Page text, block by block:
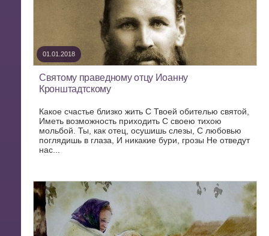
01.01.2018
Святому праведному отцу Иоанну
Кронштадтскому
Какое счастье близко жить С Твоей обителью святой,
Иметь возможность приходить С своею тихою
мольбой. Ты, как отец, осушишь слезы, С любовью
поглядишь в глаза, И никакие бури, грозы Не отведут
нас...